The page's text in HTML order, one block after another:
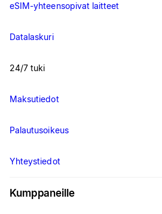
eSIM-yhteensopivat laitteet
Datalaskuri
24/7 tuki
Maksutiedot
Palautusoikeus
Yhteystiedot
Kumppaneille